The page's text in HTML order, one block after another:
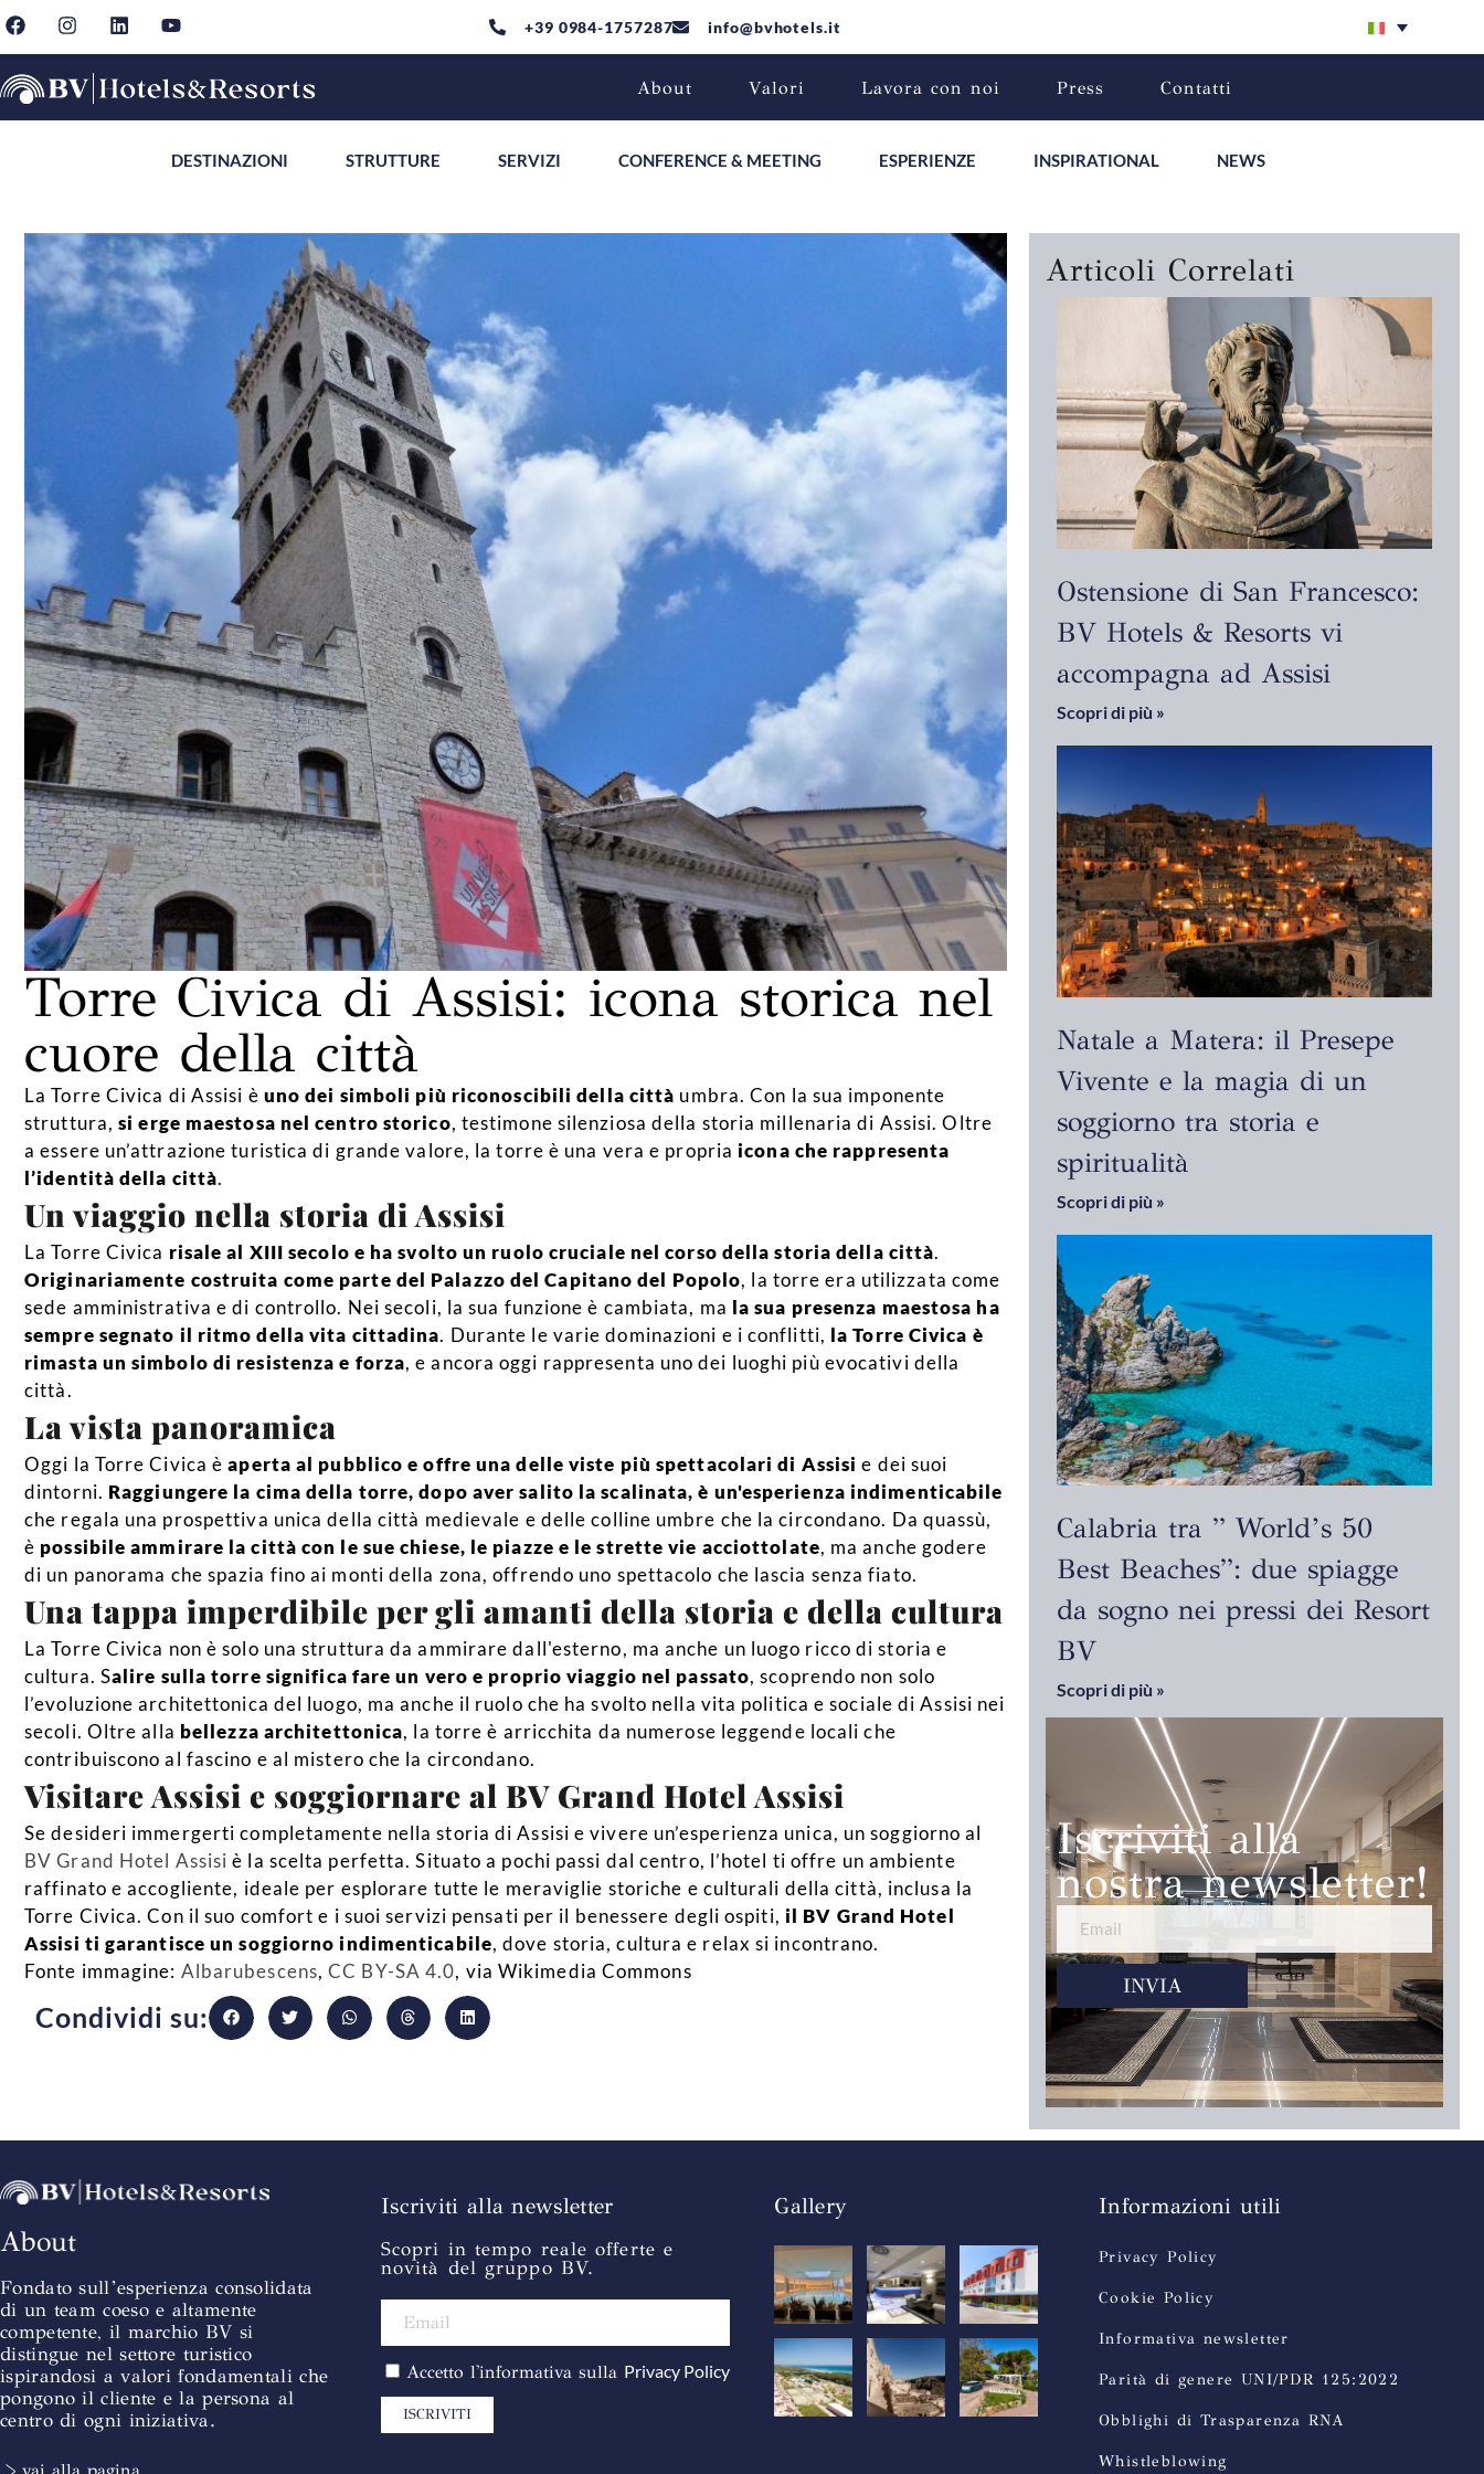
+39 0984-1757287 info@bvhotels.it
About Valori Lavora con noi Press Contatti
DESTINAZIONI STRUTTURE SERVIZI CONFERENCE & MEETING ESPERIENZE INSPIRATIONAL NEWS
Torre Civica di Assisi: icona storica nel
cuore della città
La Torre Civica di Assisi è uno dei simboli più riconoscibili della città umbra. Con la sua imponente
struttura,si erge maestosa nel centro storico, testimone silenziosa della storia millenaria di Assisi. Oltre
a essere un’attrazione turistica di grande valore, la torre è una vera e propria icona che rappresenta
l’identità della città.
Un viaggio nella storia di Assisi
La Torre Civica risale al XIII secolo e ha svolto un ruolo cruciale nel corso della storia della città.
Originariamente costruita come parte del Palazzo del Capitano del Popolo, la torre era utilizzata come
sede amministrativa e di controllo. Nei secoli, la sua funzione è cambiata, ma la sua presenza maestosa ha
sempre segnato il ritmo della vita cittadina. Durante le varie dominazioni e i conflitti, la Torre Civica è
rimasta un simbolo di resistenza e forza, e ancora oggi rappresenta uno dei luoghi più evocativi della
città.
La vista panoramica
Oggi la Torre Civica èaperta al pubblico e offre una delle viste più spettacolari di Assisi e dei suoi
dintorni. Raggiungere la cima della torre, dopo aver salito la scalinata, è un'esperienza indimenticabile
che regala una prospettiva unica della città medievale e delle colline umbre che la circondano. Da quassù,
è possibile ammirare la città con le sue chiese, le piazze e le strette vie acciottolate, ma anche godere
di un panorama che spazia fino ai monti della zona, offrendo uno spettacolo che lascia senza fiato.
Una tappa imperdibile per gli amanti della storia e della cultura
La Torre Civica non è solo una struttura da ammirare dall'esterno, ma anche un luogo ricco di storia e
cultura. Salire sulla torre significa fare un vero e proprio viaggio nel passato, scoprendo non solo
l’evoluzione architettonica del luogo, ma anche il ruolo che ha svolto nella vita politica e sociale di Assisi nei
secoli. Oltre alla bellezza architettonica, la torre è arricchita da numerose leggende locali che
contribuiscono al fascino e al mistero che la circondano.
Visitare Assisi e soggiornare al BV Grand Hotel Assisi
Se desideri immergerti completamente nella storia di Assisi e vivere un’esperienza unica, un soggiorno al
BV Grand Hotel Assisiè la scelta perfetta. Situato a pochi passi dal centro, l’hotel ti offre un ambiente
raffinato e accogliente, ideale per esplorare tutte le meraviglie storiche e culturali della città, inclusa la
Torre Civica. Con il suo comfort e i suoi servizi pensati per il benessere degli ospiti, il BV Grand Hotel
Assisi ti garantisce un soggiorno indimenticabile, dove storia, cultura e relax si incontrano.
Fonte immagine: Albarubescens,CC BY-SA 4.0, via Wikimedia Commons
Condividi su:
Articoli Correlati
Ostensione di San Francesco:
BV Hotels & Resorts vi
accompagna ad Assisi
Scopri di più »
Natale a Matera: il Presepe
Vivente e la magia di un
soggiorno tra storia e
spiritualità
Scopri di più »
Calabria tra ” World’s 50
Best Beaches”: due spiagge
da sogno nei pressi dei Resort
BV
Scopri di più »
Iscriviti alla
nostra newsletter!
INVIA
About
Fondato sull’esperienza consolidata
di un team coeso e altamente
competente, il marchio BV si
distingue nel settore turistico
ispirandosi a valori fondamentali che
pongono il cliente e la persona al
centro di ogni iniziativa.
Iscriviti alla newsletter
Scopri in tempo reale offerte e
novità del gruppo BV.
Accetto l'informativa sulla Privacy Policy
ISCRIVITI
Gallery Informazioni utili
Privacy Policy
Cookie Policy
Informativa newsletter
Parità di genere UNI/PDR 125:2022
Obblighi di Trasparenza RNA
Whistleblowing